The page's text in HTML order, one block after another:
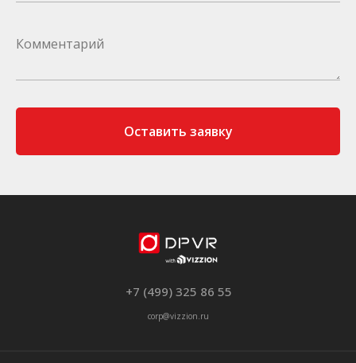
Оставить заявку
corp@vizzion.ru
+7 (499) 325 86 55